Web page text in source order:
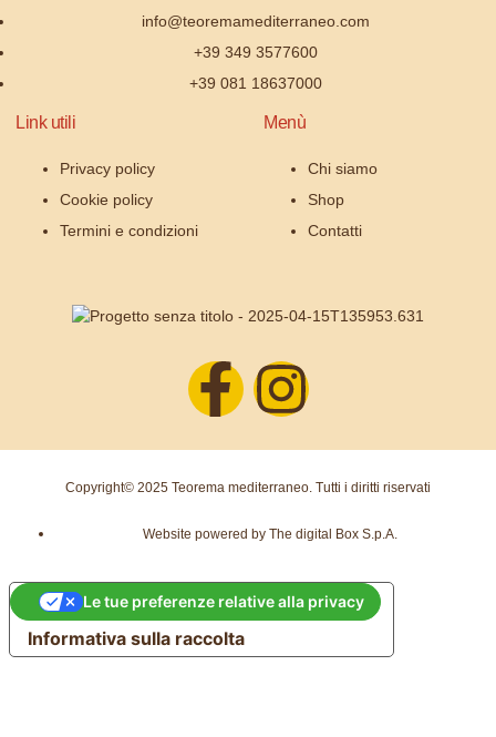
Menù
Chi siamo
Shop
Contatti
Link utili
Privacy policy
Cookie policy
Termini e condizioni
info@teoremamediterraneo.com
+39 349 3577600
+39 081 18637000
Copyright© 2025 Teorema mediterraneo. Tutti i diritti riservati
Website powered by The digital Box S.p.A.
Informativa sulla raccolta
Le tue preferenze relative alla privacy